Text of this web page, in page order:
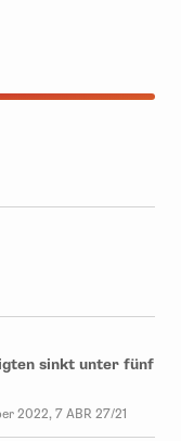
sinkt unter fünf
2022, 7 ABR 27/21